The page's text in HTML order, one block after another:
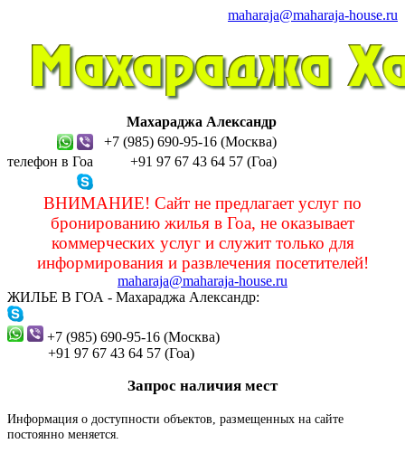
maharaja@maharaja-house.ru
Махараджа Александр
+7 (985) 690-95-16 (Москва)
телефон в Гоа
+91 97 67 43 64 57 (Гоа)
ВНИМАНИЕ! Сайт не предлагает услуг по
бронированию жилья в Гоа, не оказывает
коммерческих услуг и служит только для
информирования и развлечения посетителей!
maharaja@maharaja-house.ru
ЖИЛЬЕ В ГОА - Махараджа Александр:
+7 (985) 690-95-16 (Москва)
+91 97 67 43 64 57 (Гоа)
Запрос наличия мест
Информация о доступности объектов, размещенных на сайте
постоянно меняется.